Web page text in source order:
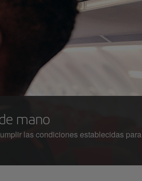
mano
las condiciones establecidas para